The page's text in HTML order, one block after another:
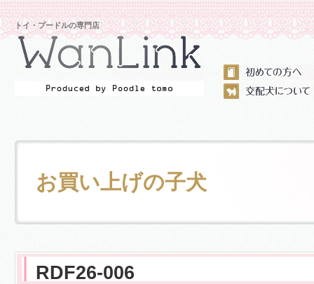
トイ・プードルの専門店
お買い上げの子犬
RDF26-006